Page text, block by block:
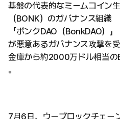
基盤の代表的なミームコイン
（BONK）のガバナンス組織
「ボンクDAO（BonkDAO）」
が悪意あるガバナンス攻撃を受
金庫から約2000万ドル相当
。
7月6日、ウーブロックチェー